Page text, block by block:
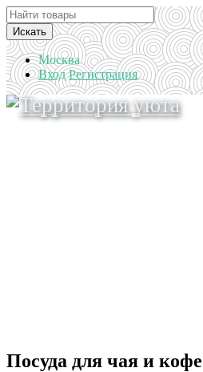
Искать
Москва
Вход Регистрация
Посуда для чая и кофе